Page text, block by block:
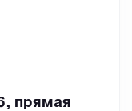
прямая